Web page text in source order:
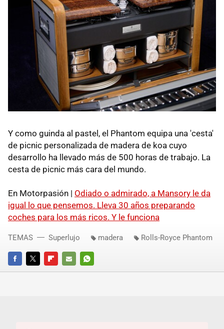
Y como guinda al pastel, el Phantom equipa una 'cesta'
de picnic personalizada de madera de koa cuyo
desarrollo ha llevado más de 500 horas de trabajo. La
cesta de picnic más cara del mundo.
En Motorpasión | Odiado o admirado, a Mansory le da
igual lo que pensemos. Lleva 30 años preparando
coches para los más ricos. Y le funciona
FACEBOOKTWITTERFLIPBOARD
E-
WHATSAPP
TEMAS Superlujo madera Rolls-Royce Phantom